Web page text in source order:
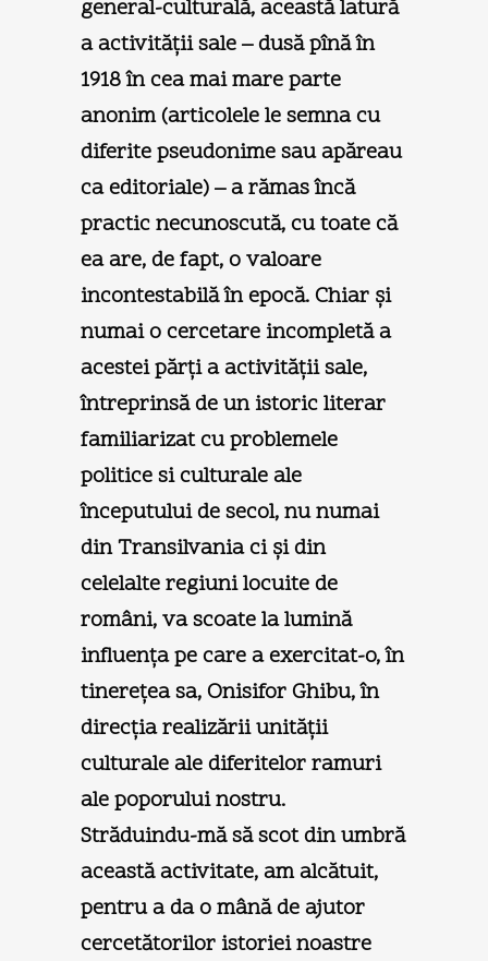
general-culturală, această latură
a activităţii sale – dusă pînă în
1918 în cea mai mare parte
anonim (articolele le semna cu
diferite pseudonime sau apăreau
ca editoriale) – a rămas încă
practic necunoscută, cu toate că
ea are, de fapt, o valoare
incontestabilă în epocă. Chiar şi
numai o cercetare incompletă a
acestei părţi a activităţii sale,
întreprinsă de un istoric literar
familiarizat cu problemele
politice si culturale ale
începutului de secol, nu numai
din Transilvania ci şi din
celelalte regiuni locuite de
români, va scoate la lumină
influenţa pe care a exercitat-o, în
tinereţea sa, Onisifor Ghibu, în
direcţia realizării unităţii
culturale ale diferitelor ramuri
ale poporului nostru.
Străduindu-mă să scot din umbră
această activitate, am alcătuit,
pentru a da o mână de ajutor
cercetătorilor istoriei noastre